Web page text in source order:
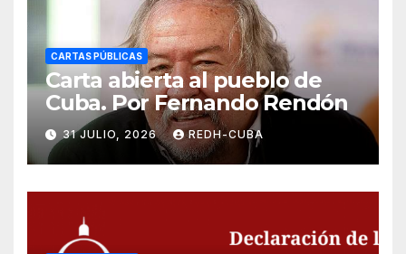
CARTAS PÚBLICAS
Carta abierta al pueblo de
Cuba. Por Fernando Rendón
31 JULIO, 2026 REDH-CUBA